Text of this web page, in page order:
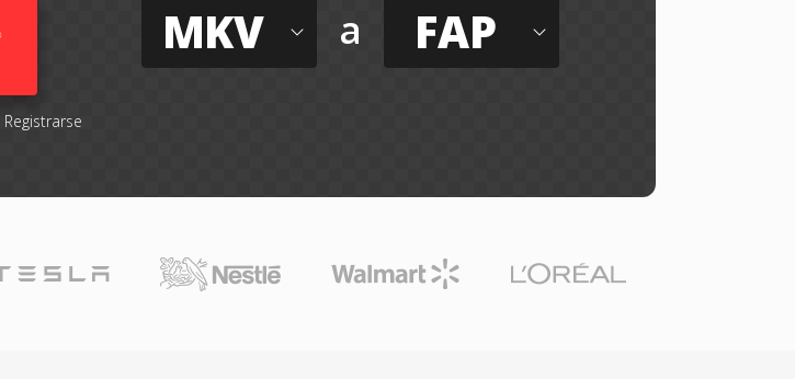
Registrarse
MKV a FAP